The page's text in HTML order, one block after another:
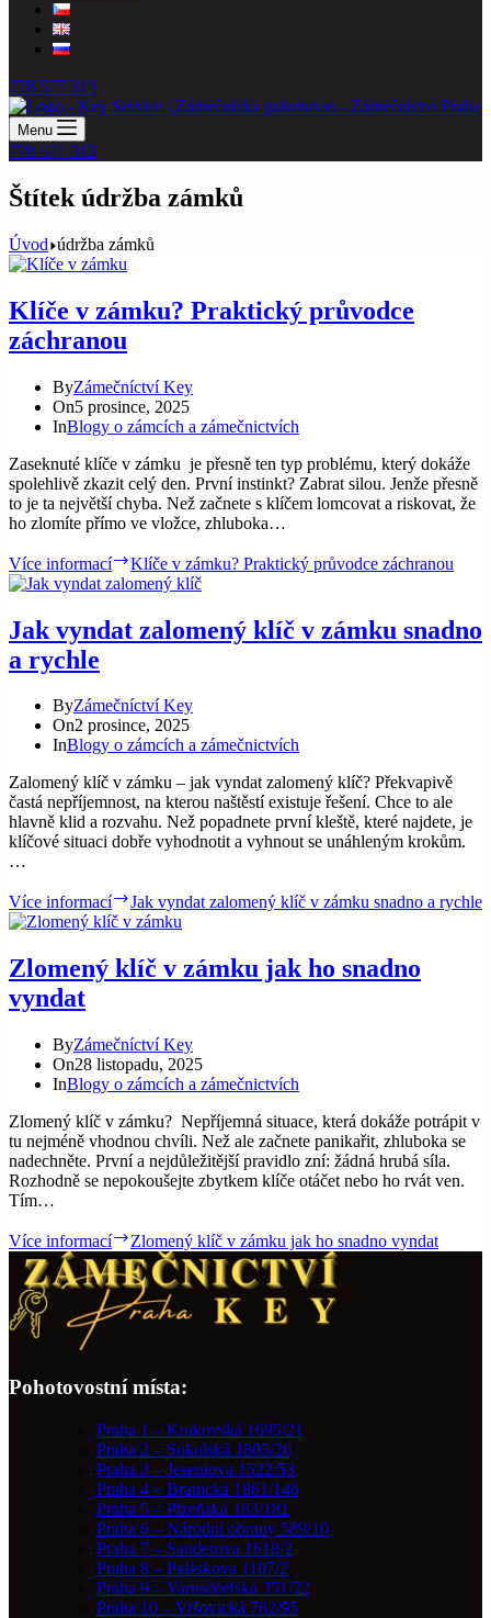
778 577 313
Menu
778 577 313
Štítek údržba zámků
Úvod údržba zámků
Klíče v zámku? Praktický průvodce
záchranou
ByZámečníctví Key
On5 prosince, 2025
InBlogy o zámcích a zámečnictvích
Zaseknuté klíče v zámku je přesně ten typ problému, který dokáže
spolehlivě zkazit celý den. První instinkt? Zabrat silou. Jenže přesně
to je ta největší chyba. Než začnete s klíčem lomcovat a riskovat, že
ho zlomíte přímo ve vložce, zhluboka…
Více informací Klíče v zámku? Praktický průvodce záchranou
Jak vyndat zalomený klíč v zámku snadno
a rychle
ByZámečníctví Key
On2 prosince, 2025
InBlogy o zámcích a zámečnictvích
Zalomený klíč v zámku – jak vyndat zalomený klíč? Překvapivě
častá nepříjemnost, na kterou naštěstí existuje řešení. Chce to ale
hlavně klid a rozvahu. Než popadnete první kleště, které najdete, je
klíčové situaci dobře vyhodnotit a vyhnout se unáhleným krokům.
…
Více informací Jak vyndat zalomený klíč v zámku snadno a rychle
Zlomený klíč v zámku jak ho snadno
vyndat
ByZámečníctví Key
On28 listopadu, 2025
InBlogy o zámcích a zámečnictvích
Zlomený klíč v zámku? Nepříjemná situace, která dokáže potrápit v
tu nejméně vhodnou chvíli. Než ale začnete panikařit, zhluboka se
nadechněte. První a nejdůležitější pravidlo zní: žádná hrubá síla.
Rozhodně se nepokoušejte zbytkem klíče otáčet nebo ho rvát ven.
Tím…
Více informací Zlomený klíč v zámku jak ho snadno vyndat
Pohotovostní místa:
Praha 1 – Krakovská 1695/21
Praha 2 – Sokolská 1805/26
Praha 3 – Jeseniova 1522/53
Praha 4 – Branická 1861/146
Praha 5 – Plzeňská 183/181
Praha 6 – Národní obrany 589/10
Praha 7 – Sanderova 1618/2
Praha 8 – Paláskova 1107/2
Praha 9 – Varnsdorfská 351/22
Praha 10 – Vršovická 782/95